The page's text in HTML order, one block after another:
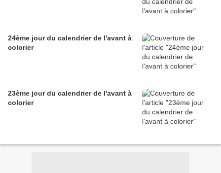
24ème jour du calendrier de l'avant à
colorier
23ème jour du calendrier de l'avant à
colorier